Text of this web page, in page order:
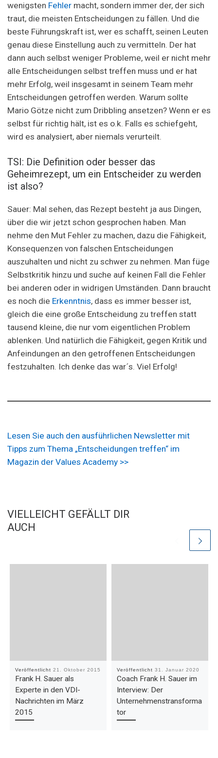
wenigsten Fehler macht, sondern immer der, der sich
traut, die meisten Entscheidungen zu fällen. Und die
beste Führungskraft ist, wer es schafft, seinen Leuten
genau diese Einstellung auch zu vermitteln. Der hat
dann auch selbst weniger Probleme, weil er nicht mehr
alle Entscheidungen selbst treffen muss und er hat
mehr Erfolg, weil insgesamt in seinem Team mehr
Entscheidungen getroffen werden. Warum sollte
Mario Götze nicht zum Dribbling ansetzen? Wenn er es
selbst für richtig hält, ist es o.k. Falls es schiefgeht,
wird es analysiert, aber niemals verurteilt.
TSI: Die Definition oder besser das
Geheimrezept, um ein Entscheider zu werden
ist also?
Sauer: Mal sehen, das Rezept besteht ja aus Dingen,
über die wir jetzt schon gesprochen haben. Man
nehme den Mut Fehler zu machen, dazu die Fähigkeit,
Konsequenzen von falschen Entscheidungen
auszuhalten und nicht zu schwer zu nehmen. Man füge
Selbstkritik hinzu und suche auf keinen Fall die Fehler
bei anderen oder in widrigen Umständen. Dann braucht
es noch die Erkenntnis, dass es immer besser ist,
gleich die eine große Entscheidung zu treffen statt
tausend kleine, die nur vom eigentlichen Problem
ablenken. Und natürlich die Fähigkeit, gegen Kritik und
Anfeindungen an den getroffenen Entscheidungen
festzuhalten. Ich denke das war´s. Viel Erfolg!
Lesen Sie auch den ausführlichen Newsletter mit
Tipps zum Thema „Entscheidungen treffen“ im
Magazin der Values Academy >>
VIELLEICHT GEFÄLLT DIR
AUCH
Veröffentlicht21. Oktober 2015
Frank H. Sauer als
Experte in den VDI-
Nachrichten im März
2015
Veröffentlicht31. Januar 2020
Coach Frank H. Sauer im
Interview: Der
Unternehmenstransforma
tor